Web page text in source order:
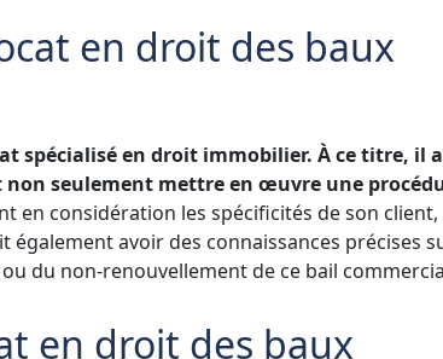
en droit des baux
spécialisé en droit immobilier. À ce titre, il
seulement mettre en œuvre une
en considération les spécificités de son client,
également avoir des connaissances précises
du non-renouvellement de ce bail
en droit des baux